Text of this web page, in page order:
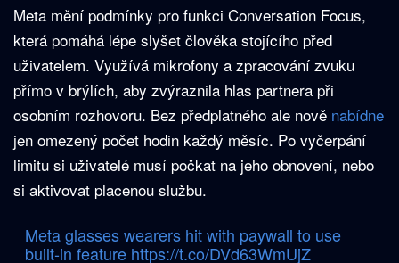
Meta mění podmínky pro funkci Conversation Focus,
která pomáhá lépe slyšet člověka stojícího před
uživatelem. Využívá mikrofony a zpracování zvuku
přímo v brýlích, aby zvýraznila hlas partnera při
osobním rozhovoru. Bez předplatného ale nově nabídne
jen omezený počet hodin každý měsíc. Po vyčerpání
limitu si uživatelé musí počkat na jeho obnovení, nebo
si aktivovat placenou službu.
Meta glasses wearers hit with paywall to use
built-in feature https://t.co/DVd63WmUjZ